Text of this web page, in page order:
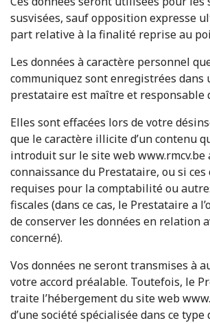
susvisées, sauf opposition expresse
part relative à la finalité reprise au
Les données à caractère personnel
communiquez sont enregistrées dans
prestataire est maître et responsable
Elles sont effacées lors de votre
que le caractère illicite d’un contenu
introduit sur le site web www.rmcv.be
connaissance du Prestataire, ou si
requises pour la comptabilité ou
fiscales (dans ce cas, le Prestataire a
de conserver les données en relation
concerné).
Vos données ne seront transmises à
votre accord préalable. Toutefois, le
traite l’hébergement du site web
d’une société spécialisée dans ce type